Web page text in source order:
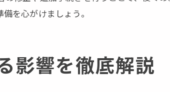
を心がけましょう。
影響を徹底解説